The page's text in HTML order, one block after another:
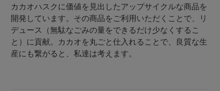
カカオハスクに価値を見出したアップサイクルな商品を
開発しています。その商品をご利用いただくことで、リ
デュース（無駄なごみの量をできるだけ少なくするこ
と）に貢献。カカオを丸ごと仕入れることで、良質な生
産にも繋がると、私達は考えます。